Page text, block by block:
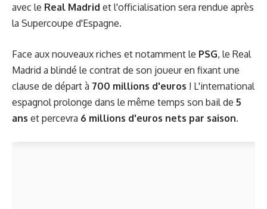
avec le Real Madrid et l'officialisation sera rendue après
la Supercoupe d'Espagne.
Face aux nouveaux riches et notamment le PSG, le Real
Madrid a blindé le contrat de son joueur en fixant une
clause de départ à 700 millions d'euros ! L'international
espagnol prolonge dans le même temps son bail de 5
ans et percevra 6 millions d'euros nets par saison.